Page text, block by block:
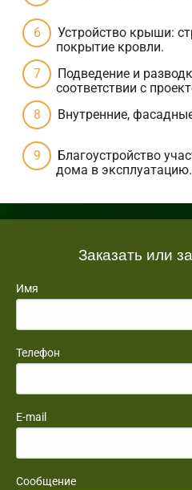
Устройство крыши:
покрытие кровли.
Подведение и
соответствии с
Внутренние,
Благоустройство
дома в эксплуатацию.
Заказать или
Имя
Телефон
E-mail
Сообщение